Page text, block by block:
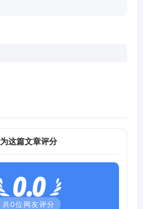
为这篇文章评分
0.0
共0位网友评分